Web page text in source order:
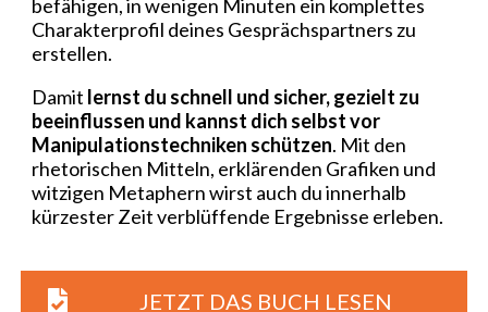
befähigen, in wenigen Minuten ein komplettes
Charakterprofil deines Gesprächspartners zu
erstellen.
Damit lernst du schnell und sicher, gezielt zu
beeinflussen und kannst dich selbst vor
Manipulationstechniken schützen. Mit den
rhetorischen Mitteln, erklärenden Grafiken und
witzigen Metaphern wirst auch du innerhalb
kürzester Zeit verblüffende Ergebnisse erleben.
JETZT DAS BUCH LESEN